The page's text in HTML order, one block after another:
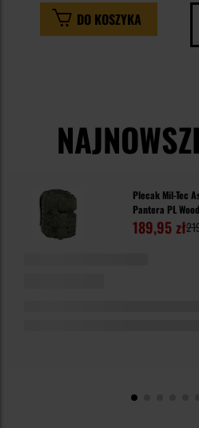
DO KOSZYKA
Plecak Mil-Tec
Pantera PL
189,95 zł